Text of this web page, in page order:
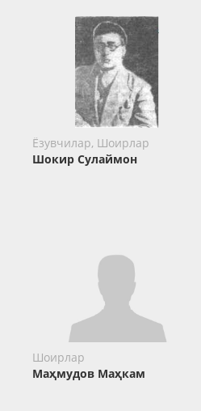
Ёзувчилар, Шоирлар
Шокир Сулаймон
Шоирлар
Маҳмудов Маҳкам